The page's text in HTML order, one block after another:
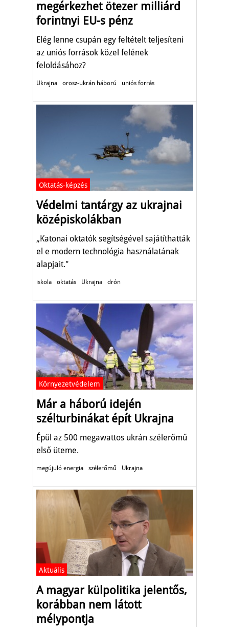
megérkezhet ötezer milliárd
forintnyi EU-s pénz
Elég lenne csupán egy feltételt teljesíteni
az uniós források közel felének
feloldásához?
Ukrajna orosz-ukrán háború uniós forrás
Oktatás-képzés
Védelmi tantárgy az ukrajnai
középiskolákban
„Katonai oktatók segítségével sajátíthatták
el e modern technológia használatának
alapjait."
iskola oktatás Ukrajna drón
Környezetvédelem
Már a háború idején
szélturbinákat épít Ukrajna
Épül az 500 megawattos ukrán szélerőmű
első üteme.
megújuló energia szélerőmű Ukrajna
Aktuális
A magyar külpolitika jelentős,
korábban nem látott
mélypontja